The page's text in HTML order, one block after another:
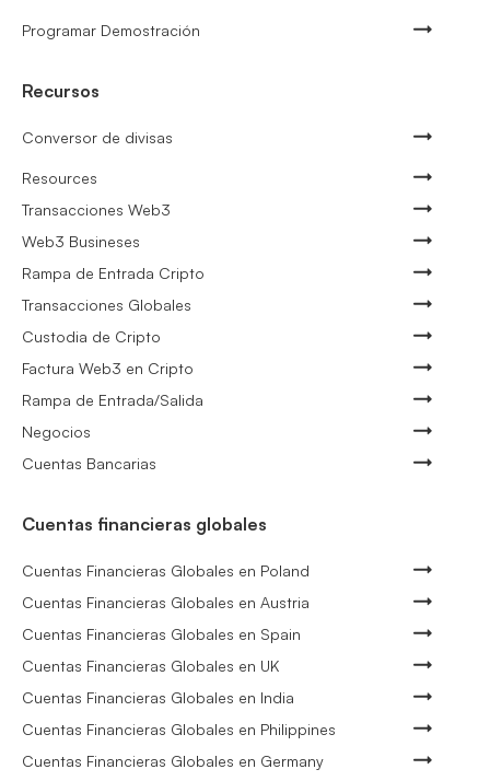
Programar Demostración
Recursos
Conversor de divisas
Resources
Transacciones Web3
Web3 Busineses
Rampa de Entrada Cripto
Transacciones Globales
Custodia de Cripto
Factura Web3 en Cripto
Rampa de Entrada/Salida
Negocios
Cuentas Bancarias
Cuentas financieras globales
Cuentas Financieras Globales en Poland
Cuentas Financieras Globales en Austria
Cuentas Financieras Globales en Spain
Cuentas Financieras Globales en UK
Cuentas Financieras Globales en India
Cuentas Financieras Globales en Philippines
Cuentas Financieras Globales en Germany